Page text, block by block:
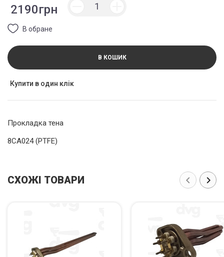
2190грн
В обране
В КОШИК
Купити в один клік
Прокладка тена
8CA024 (PTFE)
СХОЖІ ТОВАРИ